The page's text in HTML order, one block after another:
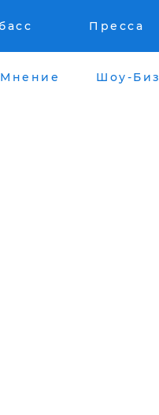
Пресса
Мнение Шоу-Биз